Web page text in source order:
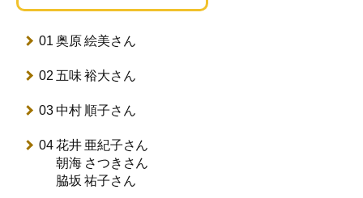
01 奥原 絵美さん
02 五味 裕大さん
03 中村 順子さん
04 花井 亜紀子さん
朝海 さつきさん
脇坂 祐子さん